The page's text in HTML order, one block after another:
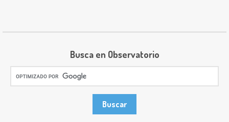
Busca en Observatorio